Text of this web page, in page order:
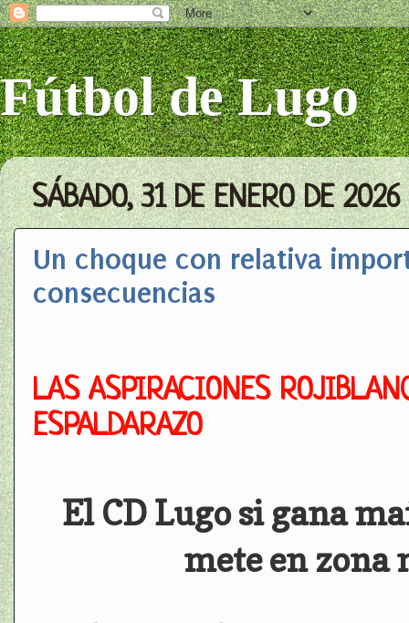
Fútbol de Lugo
SÁBADO, 31 DE ENERO DE 2026
Un choque con relativa
consecuencias
LAS ASPIRACIONES
ESPALDARAZO
El CD Lugo si gana
mete en zona